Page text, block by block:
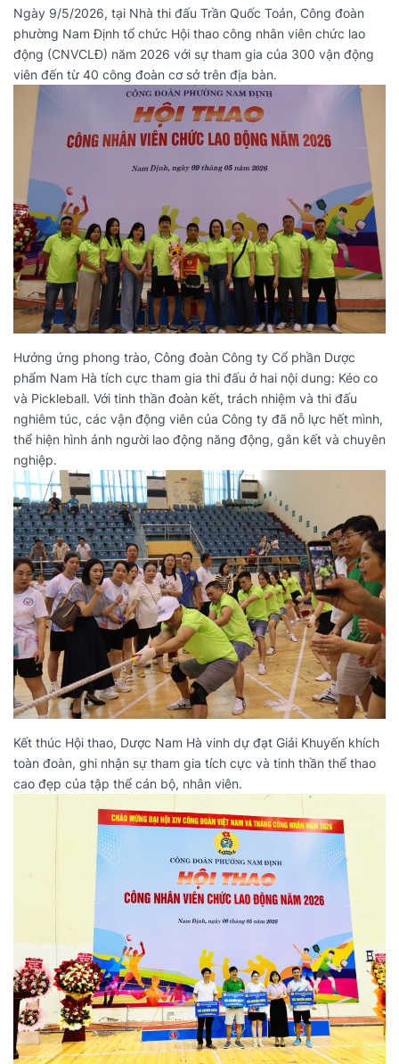
Ngày 9/5/2026, tại Nhà thi đấu Trần Quốc Toản, Công đoàn
phường Nam Định tổ chức Hội thao công nhân viên chức lao
động (CNVCLĐ) năm 2026 với sự tham gia của 300 vận động
viên đến từ 40 công đoàn cơ sở trên địa bàn.
Hưởng ứng phong trào, Công đoàn Công ty Cổ phần Dược
phẩm Nam Hà tích cực tham gia thi đấu ở hai nội dung: Kéo co
và Pickleball. Với tinh thần đoàn kết, trách nhiệm và thi đấu
nghiêm túc, các vận động viên của Công ty đã nỗ lực hết mình,
thể hiện hình ảnh người lao động năng động, gắn kết và chuyên
nghiệp.
Kết thúc Hội thao, Dược Nam Hà vinh dự đạt Giải Khuyến khích
toàn đoàn, ghi nhận sự tham gia tích cực và tinh thần thể thao
cao đẹp của tập thể cán bộ, nhân viên.